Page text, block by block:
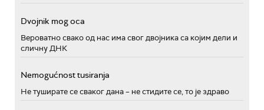
Dvojnik mog oca
Вероватно свако од нас има свог двојника са којим дели и
сличну ДНК
Nemogućnost tusiranja
Не туширате се сваког дана – не стидите се, то је здраво